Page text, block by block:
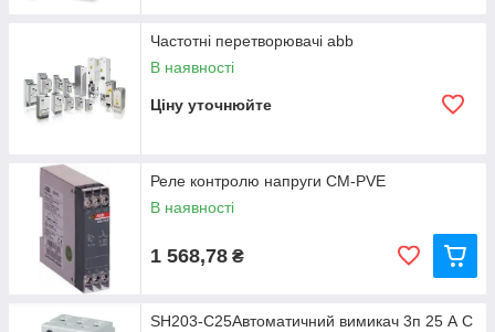
Частотні перетворювачі abb
В наявності
Ціну уточнюйте
Реле контролю напруги CM-PVE
В наявності
1 568,78 ₴
SH203-C25Автоматичний вимикач 3п 25 А С